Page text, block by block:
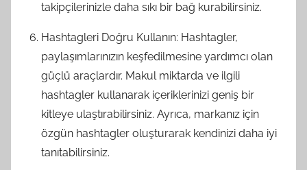
takipçilerinizle daha sıkı bir bağ kurabilirsiniz.
Hashtagleri Doğru Kullanın: Hashtagler,
paylaşımlarınızın keşfedilmesine yardımcı olan
güçlü araçlardır. Makul miktarda ve ilgili
hashtagler kullanarak içeriklerinizi geniş bir
kitleye ulaştırabilirsiniz. Ayrıca, markanız için
özgün hashtagler oluşturarak kendinizi daha iyi
tanıtabilirsiniz.